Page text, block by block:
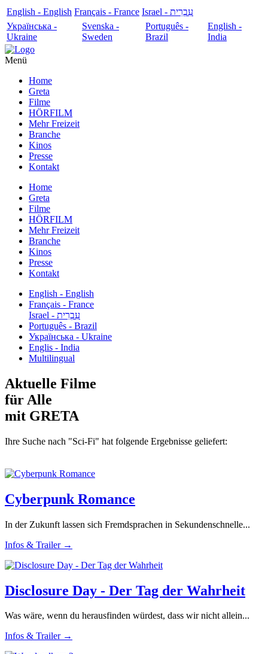
English - English Français - France
עִבְרִית - Israel
Українська -
Ukraine
Svenska -
Sweden
Português -
Brazil
English -
India
Menü
Home
Greta
Filme
HÖRFILM
Mehr Freizeit
Branche
Kinos
Presse
Kontakt
Home
Greta
Filme
HÖRFILM
Mehr Freizeit
Branche
Kinos
Presse
Kontakt
English - English
Français - France
עִבְרִית - Israel
Português - Brazil
Українська - Ukraine
Englis - India
Multilingual
Aktuelle Filme
für Alle
mit GRETA
Ihre Suche nach "Sci-Fi" hat folgende Ergebnisse geliefert:
Cyberpunk Romance
In der Zukunft lassen sich Fremdsprachen in Sekundenschnelle...
Infos & Trailer →
Disclosure Day - Der Tag der Wahrheit
Was wäre, wenn du herausfinden würdest, dass wir nicht allein...
Infos & Trailer →